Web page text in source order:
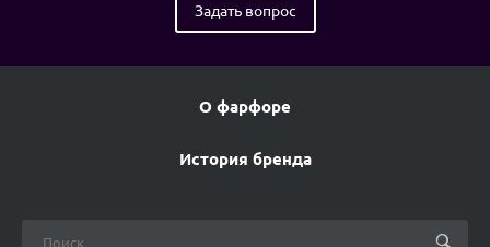
Задать вопрос
О фарфоре
История бренда